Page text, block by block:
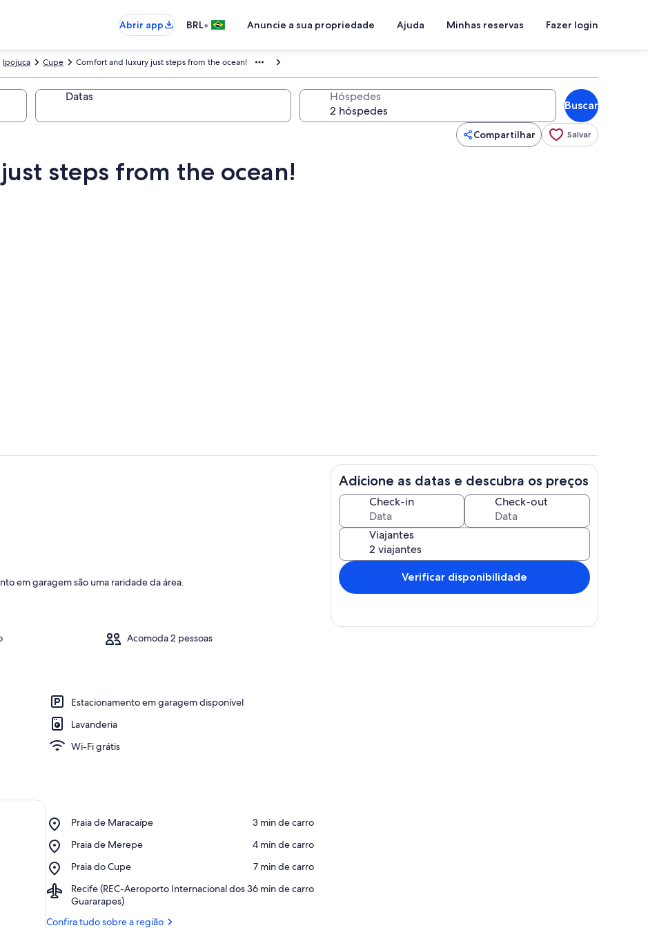
Abrir app
BRL• Anuncie a sua propriedade Ajuda Minhas reservas Fazer login
Comfort and luxury just steps from the ocean!
Cupe
Ipojuca
Datas Hóspedes
Buscar
Compartilhar Salvar
steps from the ocean!
Cozinha privada Diversos
em garagem são uma raridade da área.
Acomoda 2 pessoas
Estacionamento em garagem disponível
Lavanderia
Wi-Fi grátis
Praia de Maracaípe
Place,
de
‪3 min de carro‬
Praia de Merepe
Place,
de
‪4 min de carro‬
Praia do Cupe
Place,
do
Cupe
‪7 min de carro‬
Recife (REC-Aeroporto Internacional dos
Guararapes)
Airport,
Recife
Aeroporto
‪36 min de carro‬
Confira tudo sobre a região
Adicione as datas e descubra os preços
Check-in Check-out
Viajantes
Verificar disponibilidade